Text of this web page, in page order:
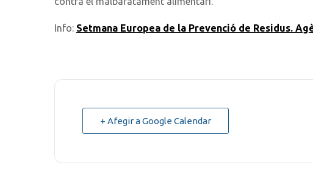
Info: Setmana Europea de la Prevenció de Residus.
+ Afegir a Google Calendar